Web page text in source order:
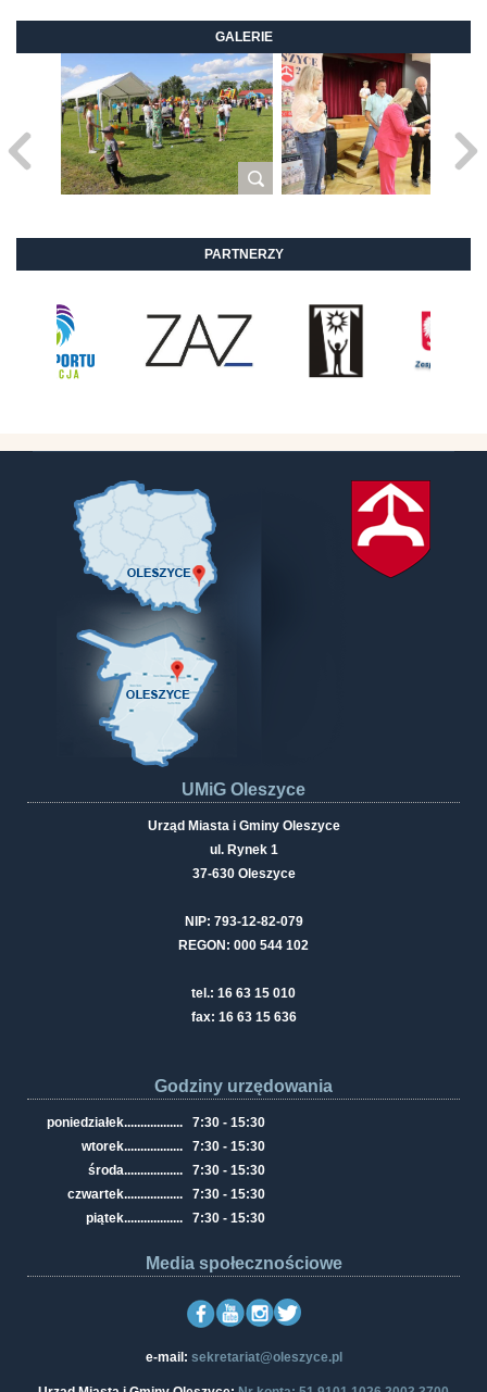
GALERIE
PARTNERZY
UMiG Oleszyce
Urząd Miasta i Gminy Oleszyce
ul. Rynek 1
37-630 Oleszyce
NIP: 793-12-82-079
REGON: 000 544 102
tel.: 16 63 15 010
fax: 16 63 15 636
Godziny urzędowania
poniedziałek..................
7:30 - 15:30
wtorek..................
7:30 - 15:30
środa..................
7:30 - 15:30
czwartek..................
7:30 - 15:30
piątek.................. 7:30 - 15:30
Media społecznościowe
e-mail: sekretariat@oleszyce.pl